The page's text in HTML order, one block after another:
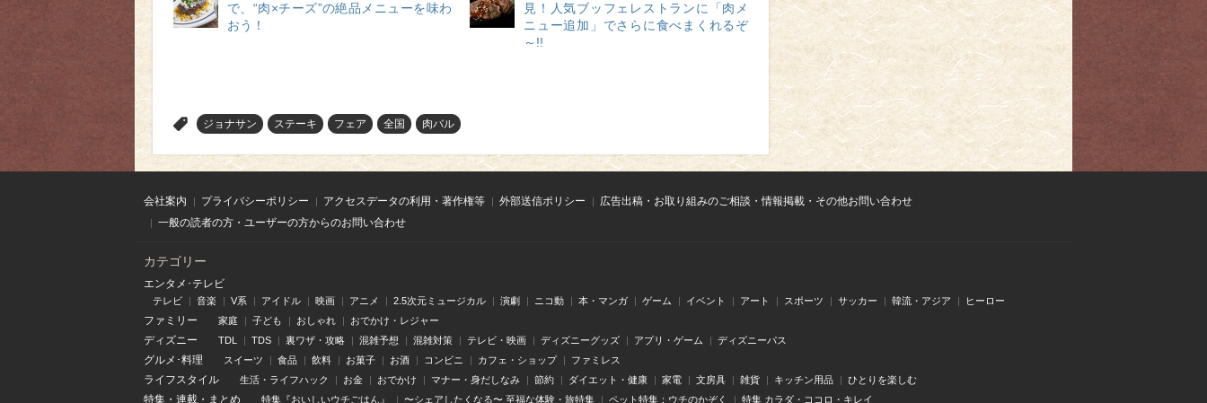
で、“肉×チーズ”の絶品メニューを味わ
おう！
見！人気ブッフェレストランに「肉メ
ニュー追加」でさらに食べまくれるぞ
～!!
ジョナサン ステーキ フェア 全国 肉バル
会社案内 プライバシーポリシー アクセスデータの利用・著作権等 外部送信ポリシー
広告出稿・お取り組みのご相談・情報掲載・その他お問い合わせ
一般の読者の方・ユーザーの方からのお問い合わせ
カテゴリー
エンタメ･テレビ
テレビ 音楽 V系 アイドル 映画 アニメ 2.5次元ミュージカル 演劇 ニコ動 本・マンガ ゲーム イベント アート スポーツ サッカー 韓流・アジア ヒーロー
ファミリー 家庭 子ども おしゃれ おでかけ・レジャー
ディズニー TDL TDS 裏ワザ・攻略 混雑予想 混雑対策 テレビ・映画 ディズニーグッズ アプリ・ゲーム ディズニーパス
グルメ･料理 スイーツ 食品 飲料 お菓子 お酒 コンビニ カフェ・ショップ ファミレス
ライフスタイル 生活・ライフハック お金 おでかけ マナー・身だしなみ 節約 ダイエット・健康 家電 文房具 雑貨 キッチン用品 ひとりを楽しむ
特集 ・ 連載 ・ まとめ 特集『おいしいウチごはん』 〜シェアしたくなる〜 至福な体験・旅特集 ペット特集：ウチのかぞく 特集 カラダ・ココロ・キレイ